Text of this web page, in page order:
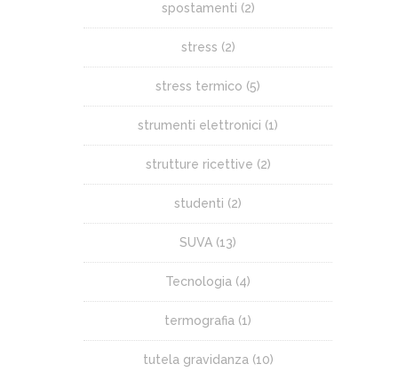
spostamenti (2)
stress (2)
stress termico (5)
strumenti elettronici (1)
strutture ricettive (2)
studenti (2)
SUVA (13)
Tecnologia (4)
termografia (1)
tutela gravidanza (10)